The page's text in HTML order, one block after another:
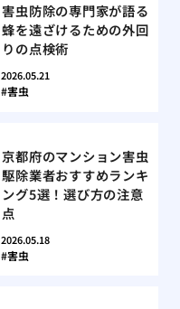
害虫防除の専門家が語る
蜂を遠ざけるための外回
りの点検術
2026.05.21
害虫
京都府のマンション害虫
駆除業者おすすめランキ
ング5選！選び方の注意
点
2026.05.18
害虫